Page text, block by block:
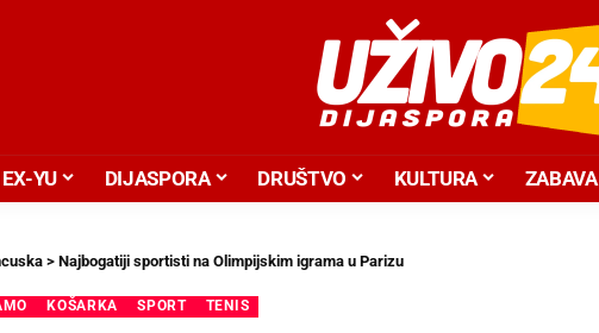
EX-YU DIJASPORA DRUŠTVO KULTURA ZABAVA
> Najbogatiji sportisti na Olimpijskim igrama u Parizu
KOŠARKA SPORT TENIS